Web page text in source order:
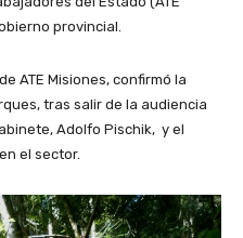
provincial.
ATE Misiones, confirmó la
tras salir de la audiencia
Adolfo Pischik, y el
el sector.